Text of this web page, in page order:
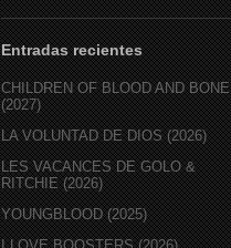
Entradas recientes
CHILDREN OF BLOOD AND BONE
(2027)
LA VOLUNTAD DE DIOS (2026)
LES VACANCES DE GOLO &
RITCHIE (2026)
YOUNGBLOOD (2025)